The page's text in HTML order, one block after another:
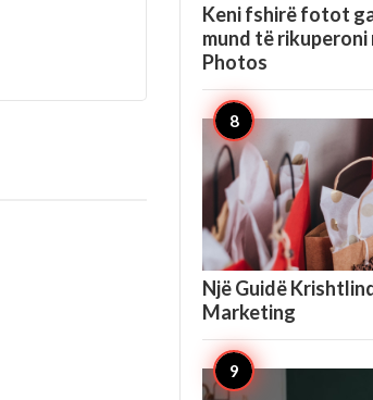
Keni fshirë fotot
mund të rikuperoni
Photos
Një Guidë
Marketing